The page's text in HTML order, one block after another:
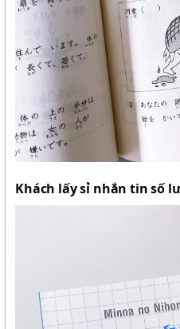
Khách lấy sỉ nhắn tin số